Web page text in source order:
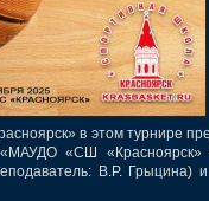
в этом турнире
«СШ
В.Р.